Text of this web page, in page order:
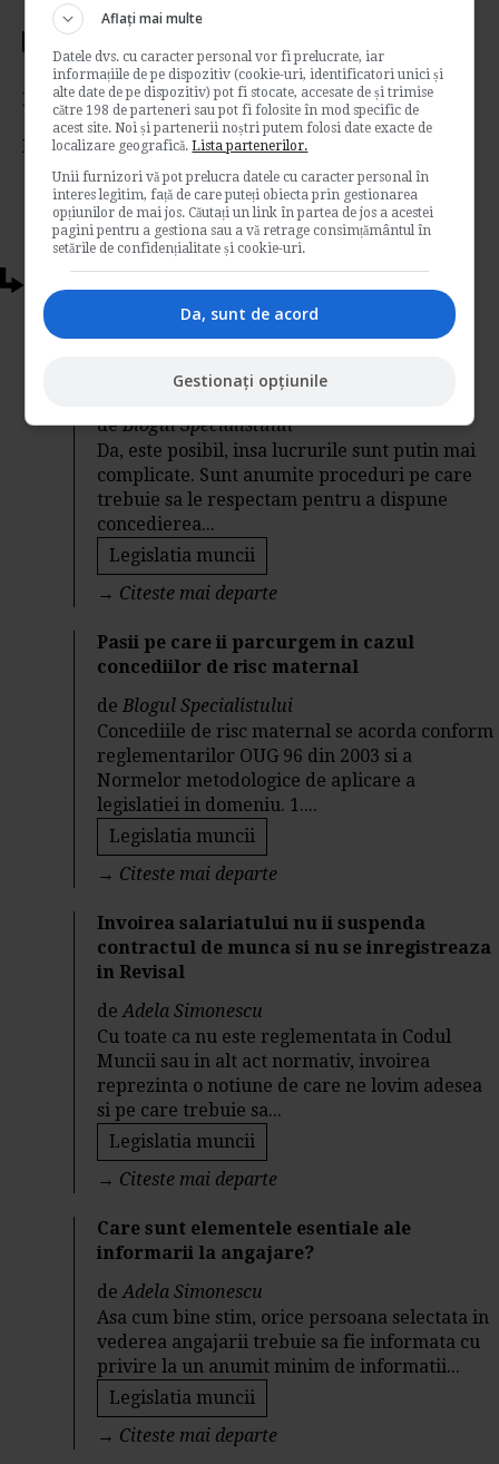
Votati articolul
Rating:
Nota:5din1voturi
Neindeplinirea obiectivelor de
salariatului?
deBlogul Specialistului
Da, este posibil, insa lucrurile sunt putin mai
complicate. Sunt anumite proceduri pe care
trebuie sa le respectam pentru a dispune
concedierea...
Legislatia muncii
→ Citeste mai departe
Pasii pe care ii parcurgem in cazul
concediilor de risc maternal
deBlogul Specialistului
Concediile de risc maternal se acorda conform
reglementarilor OUG 96 din 2003 si a
Normelor metodologice de aplicare a
legislatiei in domeniu. 1....
Legislatia muncii
→ Citeste mai departe
Invoirea salariatului nu ii suspenda
contractul de munca si nu se inregistreaza
in Revisal
deAdela Simonescu
Cu toate ca nu este reglementata in Codul
Muncii sau in alt act normativ, invoirea
reprezinta o notiune de care ne lovim adesea
si pe care trebuie sa...
Legislatia muncii
→ Citeste mai departe
Care sunt elementele esentiale ale
informarii la angajare?
deAdela Simonescu
Asa cum bine stim, orice persoana selectata in
vederea angajarii trebuie sa fie informata cu
privire la un anumit minim de informatii...
Legislatia muncii
→ Citeste mai departe
Aflați mai multe
Datele dvs. cu caracter personal vor fi prelucrate, iar
informațiile de pe dispozitiv (cookie-uri, identificatori unici și
alte date de pe dispozitiv) pot fi stocate, accesate de și trimise
către 198 de parteneri sau pot fi folosite în mod specific de
acest site. Noi și partenerii noștri putem folosi date exacte de
localizare geografică.Lista partenerilor.
Unii furnizori vă pot prelucra datele cu caracter personal în
interes legitim, față de care puteți obiecta prin gestionarea
opțiunilor de mai jos. Căutați un link în partea de jos a acestei
pagini pentru a gestiona sau a vă retrage consimțământul în
setările de confidențialitate și cookie-uri.
Da, sunt de acord
Gestionați opțiunile